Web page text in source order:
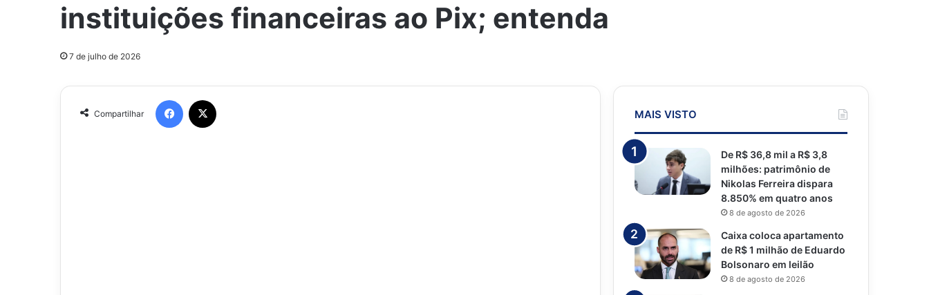
instituições financeiras ao Pix; entenda
7 de julho de 2026
Compartilhar
Facebook
MAIS VISTO
De R$ 36,8 mil a R$ 3,8
milhões: patrimônio de
Nikolas Ferreira dispara
8.850% em quatro anos
8 de agosto de 2026
Caixa coloca apartamento
de R$ 1 milhão de Eduardo
Bolsonaro em leilão
8 de agosto de 2026